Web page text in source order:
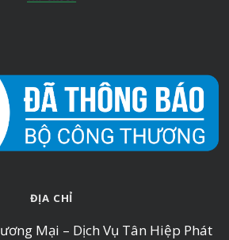
ĐỊA CHỈ
Mại – Dịch Vụ Tân Hiệp Phát